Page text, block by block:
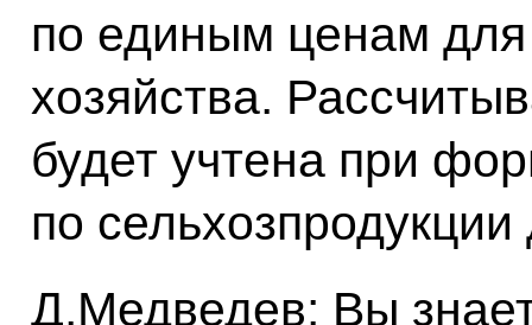
по единым ценам для
хозяйства.
будет учтена при
по
Д.Медведев: Вы